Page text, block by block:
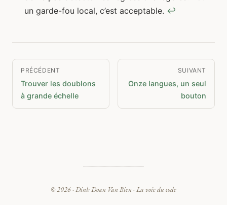
un garde-fou local, c’est acceptable. ↩
PRÉCÉDENT
Trouver les doublons
à grande échelle
SUIVANT
Onze langues, un seul
bouton
© 2026 · Dinh Doan Van Bien· La voie du code